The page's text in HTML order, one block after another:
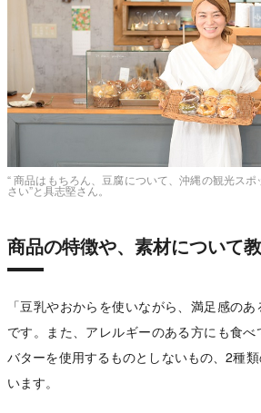
“ 商品はもちろん、豆腐について、沖縄の観光ス
さい”と具志堅さん。
商品の特徴や、素材について
「豆乳やおからを使いながら、満足感の
です。また、アレルギーのある方にも食べ
バターを使用するものとしないもの、2種
います。